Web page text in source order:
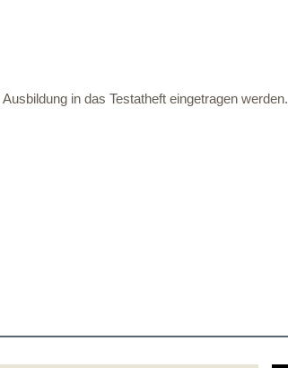
in das Testatheft eingetragen werden.